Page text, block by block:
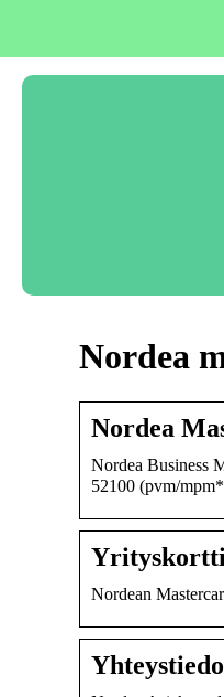
Nordea
Nordea
Nordea Business
52100 (pvm/
Nordean